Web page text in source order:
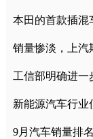
本田的首款插混
销量惨淡，上汽
工信部明确进一
新能源汽车行业
9月汽车销量排